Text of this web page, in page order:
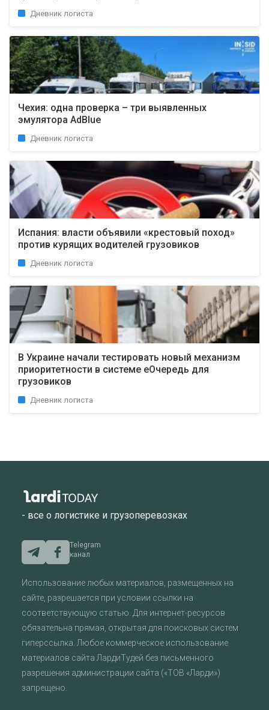
Дневник логиста
Чехия: одна проверка – три выявленных
эмулятора AdBlue
Дневник логиста
Испания: власти объявили «крестовый поход»
против курящих водителей грузовиков
Дневник логиста
В Украине начали тестировать новый механизм
приоритетности в системе еОчередь для
грузовиков
Дневник логиста
- все о логистике и грузоперевозках
Telegram
канал
Использование любых материалов, размещенных на
сайте, разрешается при условии ссылки на
соответствующую статью. Для интернет-ресурсов
обязательна прямая, открытая для поисковых систем
гиперссылка. Любое коммерческое использование
материалов сайта ЛардиТудей без письменного
разрешения администрации сайта («ТОВ «Ларди»)
запрещено.